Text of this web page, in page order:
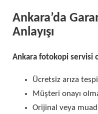
Ankara’da
Anlayışı
Ankara fotokopi servisi
Ücretsiz arıza
Müşteri onayı
Orijinal veya